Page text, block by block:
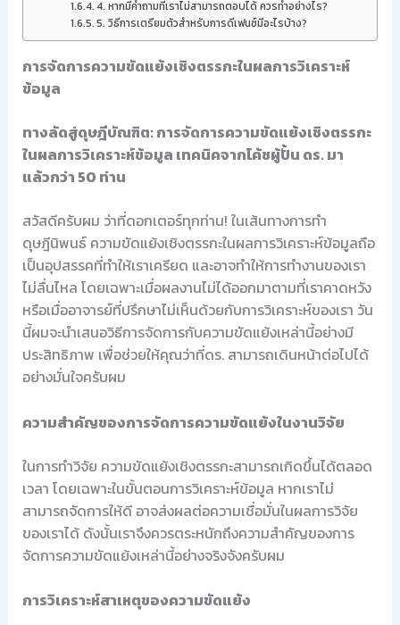
4. หากมีคำถามที่เราไม่สามารถตอบได้ ควรทำอย่างไร?
5. วิธีการเตรียมตัวสำหรับการดีเฟนซ์มีอะไรบ้าง?
การจัดการความขัดแย้งเชิงตรรกะในผลการวิเคราะห์
ข้อมูล
ทางลัดสู่ดุษฎีบัณฑิต: การจัดการความขัดแย้งเชิงตรรกะ
ในผลการวิเคราะห์ข้อมูล เทคนิคจากโค้ชผู้ปั้น ดร. มา
แล้วกว่า 50 ท่าน
สวัสดีครับผม ว่าที่ดอกเตอร์ทุกท่าน! ในเส้นทางการทำ
ดุษฎีนิพนธ์ ความขัดแย้งเชิงตรรกะในผลการวิเคราะห์ข้อมูลถือ
เป็นอุปสรรคที่ทำให้เราเครียด และอาจทำให้การทำงานของเรา
ไม่ลื่นไหล โดยเฉพาะเมื่อผลงานไม่ได้ออกมาตามที่เราคาดหวัง
หรือเมื่ออาจารย์ที่ปรึกษาไม่เห็นด้วยกับการวิเคราะห์ของเรา วัน
นี้ผมจะนำเสนอวิธีการจัดการกับความขัดแย้งเหล่านี้อย่างมี
ประสิทธิภาพ เพื่อช่วยให้คุณว่าที่ดร. สามารถเดินหน้าต่อไปได้
อย่างมั่นใจครับผม
ความสำคัญของการจัดการความขัดแย้งในงานวิจัย
ในการทำวิจัย ความขัดแย้งเชิงตรรกะสามารถเกิดขึ้นได้ตลอด
เวลา โดยเฉพาะในขั้นตอนการวิเคราะห์ข้อมูล หากเราไม่
สามารถจัดการให้ดี อาจส่งผลต่อความเชื่อมั่นในผลการวิจัย
ของเราได้ ดังนั้นเราจึงควรตระหนักถึงความสำคัญของการ
จัดการความขัดแย้งเหล่านี้อย่างจริงจังครับผม
การวิเคราะห์สาเหตุของความขัดแย้ง